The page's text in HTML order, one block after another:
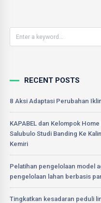
RECENT POSTS
8 Aksi Adaptasi Perubahan
KAPABEL dan Kelompok
Salubulo Studi Banding Ke
Kemiri
Pelatihan pengelolaan model
pengelolaan lahan berbasis
Tingkatkan kesadaran peduli